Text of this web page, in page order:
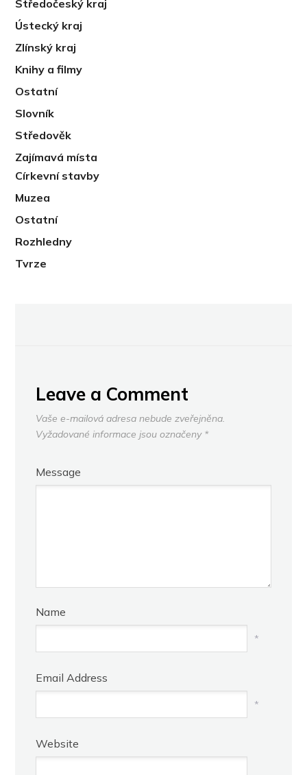
Středočeský kraj
Ústecký kraj
Zlínský kraj
Knihy a filmy
Ostatní
Slovník
Středověk
Zajímavá místa
Církevní stavby
Muzea
Ostatní
Rozhledny
Tvrze
Leave a Comment
Vaše e-mailová adresa nebude zveřejněna.
Vyžadované informace jsou označeny *
Message
Name
*
Email Address
*
Website